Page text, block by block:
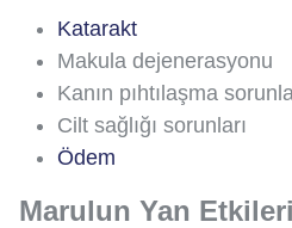
Katarakt
Makula dejenerasyonu
Kanın pıhtılaşma
Cilt sağlığı sorunları
Ödem
Marulun Yan